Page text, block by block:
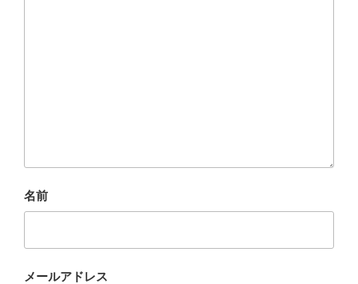
名前
メールアドレス